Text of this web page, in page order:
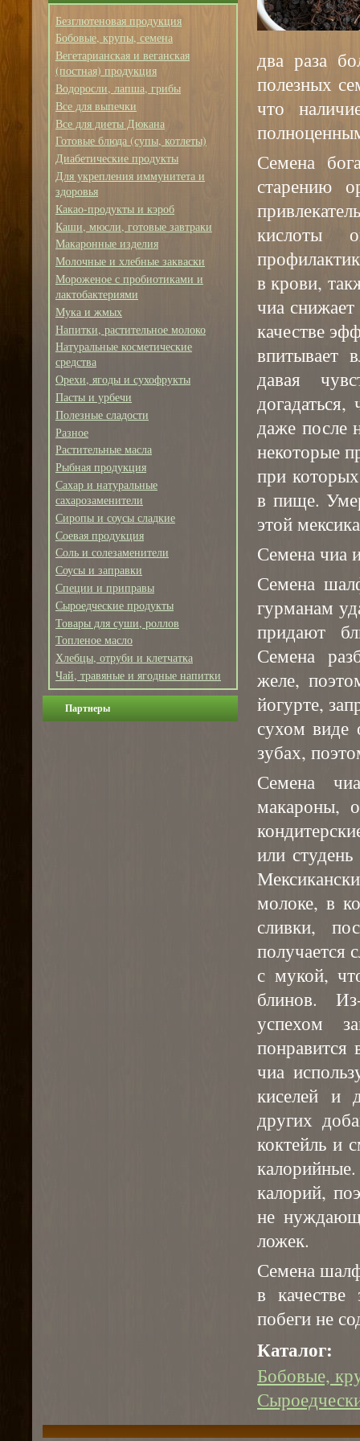
Безглютеновая продукция
Бобовые, крупы, семена
Вегетарианская и веганская
(постная) продукция
Водоросли, лапша, грибы
Все для выпечки
Все для диеты Дюкана
Готовые блюда (супы, котлеты)
Диабетические продукты
Для укрепления иммунитета и
здоровья
Какао-продукты и кэроб
Каши, мюсли, готовые завтраки
Макаронные изделия
Молочные и хлебные закваски
Мороженое с пробиотиками и
лактобактериями
Мука и жмых
Напитки, растительное молоко
Натуральные косметические
средства
Орехи, ягоды и сухофрукты
Пасты и урбечи
Полезные сладости
Разное
Растительные масла
Рыбная продукция
Сахар и натуральные
сахарозаменители
Сиропы и соусы сладкие
Соевая продукция
Соль и солезаменители
Соусы и заправки
Специи и приправы
Сыроедческие продукты
Товары для суши, роллов
Топленое масло
Хлебцы, отруби и клетчатка
Чай, травяные и ягодные напитки
Партнеры
два раза
полезных
что
Семена
старению
кислоты
в крови,
чиа
качестве
впитывает
давая
даже после
некоторые
при
в пище.
этой
Семена чиа
Семена
гурманам
придают
Семена
желе,
йогурте,
сухом виде
зубах,
Семена
макароны,
или
молоке, в
сливки,
с мукой,
блинов.
успехом
чиа
киселей и
других
коктейль и
калорий,
не
ложек.
Семена
в качестве
побеги не
Каталог:
Бобовые,